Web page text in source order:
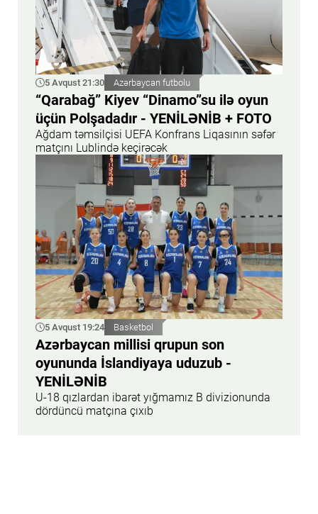
5 Avqust 21:30 Azərbaycan futbolu
“Qarabağ” Kiyev “Dinamo”su ilə oyun
üçün Polşadadır - YENİLƏNİB + FOTO
Ağdam təmsilçisi UEFA Konfrans Liqasının səfər
matçını Lublində keçirəcək
5 Avqust 19:24 Basketbol
Azərbaycan millisi qrupun son
oyununda İslandiyaya uduzub -
YENİLƏNİB
U-18 qızlardan ibarət yığmamız B divizionunda
dördüncü matçına çıxıb